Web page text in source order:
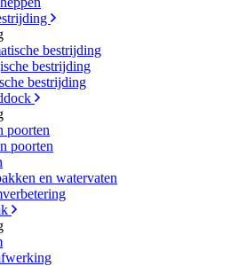
bestrijding
bestrijding
bestrijding
poorten
poorten
en watervaten